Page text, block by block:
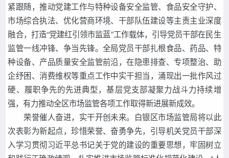
紧跟随，推动党建工作与特种设备安全监管、食品安全守护、
市场综合执法、优化营商环境、干部队伍建设等主责主业深度
融合，打造“党建红引领市监蓝”工作载体，引导党员干部在民生
监管一线冲锋、争当先锋。全局党员干部扎根食品、药品、特
种设备、产品质量安全监管前沿，在隐患排查、专项整治、助
企纾困、消费维权等重点工作中实干担当，涌现出一批作风过
硬、履职争先的先进典型，基层党支部凝聚力战斗力持续增
强，有力推动全区市场监管各项工作取得新进展新成效。
荣誉催人奋进，实干开创未来。白银区市场监管局将以此
次表彰为新起点，珍惜荣誉、奋勇争先，引导机关党员干部深
入学习贯彻习近平总书记关于党的建设的重要思想，牢固树立